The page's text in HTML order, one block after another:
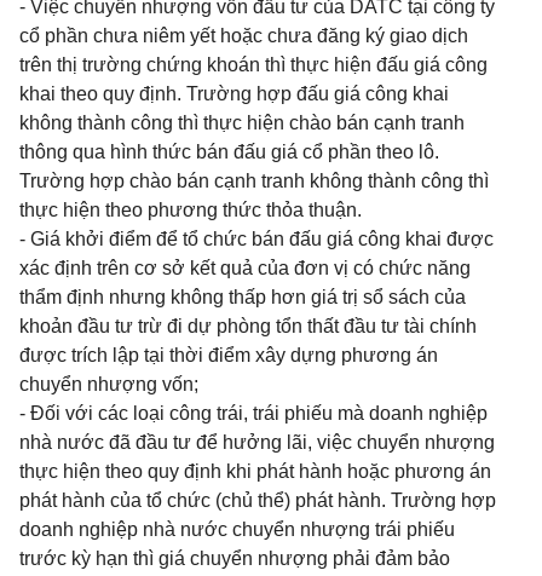
- Việc chuyển nhượng vốn đầu tư của DATC tại công ty
cổ phần chưa niêm yết hoặc chưa đăng ký giao dịch
trên thị trường chứng khoán thì thực hiện đấu giá công
khai theo quy định. Trường hợp đấu giá công khai
không thành công thì thực hiện chào bán cạnh tranh
thông qua hình thức bán đấu giá cổ phần theo lô.
Trường hợp chào bán cạnh tranh không thành công thì
thực hiện theo phương thức thỏa thuận.
- Giá khởi điểm để tổ chức bán đấu giá công khai được
xác định trên cơ sở kết quả của đơn vị có chức năng
thẩm định nhưng không thấp hơn giá trị sổ sách của
khoản đầu tư trừ đi dự phòng tổn thất đầu tư tài chính
được trích lập tại thời điểm xây dựng phương án
chuyển nhượng vốn;
- Đối với các loại công trái, trái phiếu mà doanh nghiệp
nhà nước đã đầu tư để hưởng lãi, việc chuyển nhượng
thực hiện theo quy định khi phát hành hoặc phương án
phát hành của tổ chức (chủ thể) phát hành. Trường hợp
doanh nghiệp nhà nước chuyển nhượng trái phiếu
trước kỳ hạn thì giá chuyển nhượng phải đảm bảo